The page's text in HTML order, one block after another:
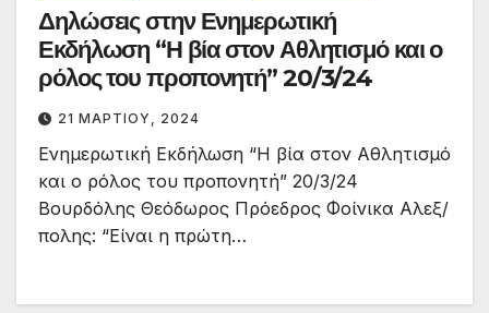
Δηλώσεις στην Ενημερωτική
Εκδήλωση “Η βία στον Αθλητισμό και ο
ρόλος του προπονητή” 20/3/24
21 ΜΑΡΤΊΟΥ, 2024
Ενημερωτική Εκδήλωση “Η βία στον Αθλητισμό
και ο ρόλος του προπονητή” 20/3/24
Βουρδόλης Θεόδωρος Πρόεδρος Φοίνικα Αλεξ/
πολης: “Είναι η πρώτη…